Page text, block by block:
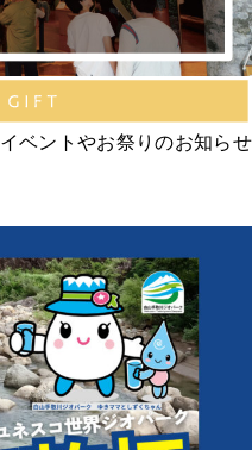
イベントやお祭りのお知らせ